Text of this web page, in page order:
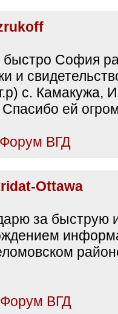
быстро София
и
с. Камакужа,
Спасибо ей
Форум ВГД
Ottawa
за быструю
Форум ВГД